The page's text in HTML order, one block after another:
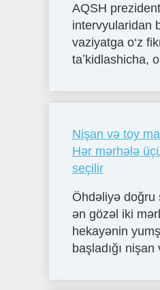
AQSH
intervyularidan
vaziyatga o‘z
taʼkidlashicha,
Nişan və toy
Hər mərhələ
seçilir
Öhdəliyə doğru
ən gözəl iki
hekayənin
başladığı